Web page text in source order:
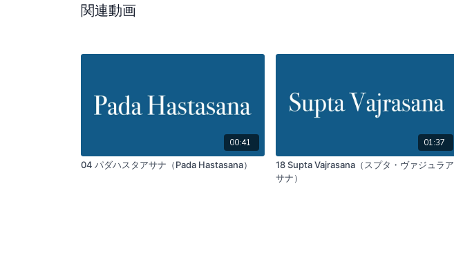
関連動画
00:41
04 パダハスタアサナ（Pada Hastasana）
01:37
18 Supta Vajrasana（スプタ・ヴァジュラア
サナ）